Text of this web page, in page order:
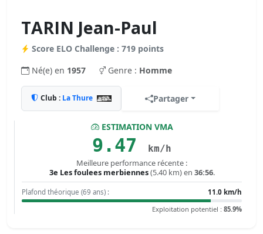
TARIN Jean-Paul
Score ELO Challenge : 719 points
Né(e) en 1957 Genre : Homme
Club : La Thure Partager
ESTIMATION VMA
9.47 km/h
Meilleure performance récente :
3e Les foulees merbiennes(5.40 km) en 36:56.
Plafond théorique (69 ans) :
11.0 km/h
Exploitation potentiel : 85.9%